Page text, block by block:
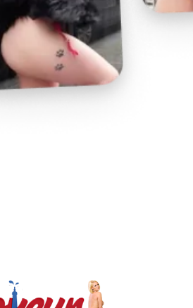
Video